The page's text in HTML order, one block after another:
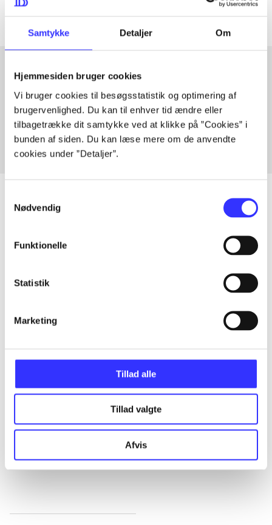
Samtykke Detaljer Om
Hjemmesiden bruger cookies
Vi bruger cookies til besøgsstatistik og optimering af
brugervenlighed. Du kan til enhver tid ændre eller
tilbagetrække dit samtykke ved at klikke på ”Cookies” i
bunden af siden. Du kan læse mere om de anvendte
cookies under ”Detaljer”.
Nødvendig
Funktionelle
Statistik
Marketing
Tillad alle
Tillad valgte
Afvis
Artikler med samme emner
Fra
Alle registrerede artikler fordelt på udgivelser
...
...
...